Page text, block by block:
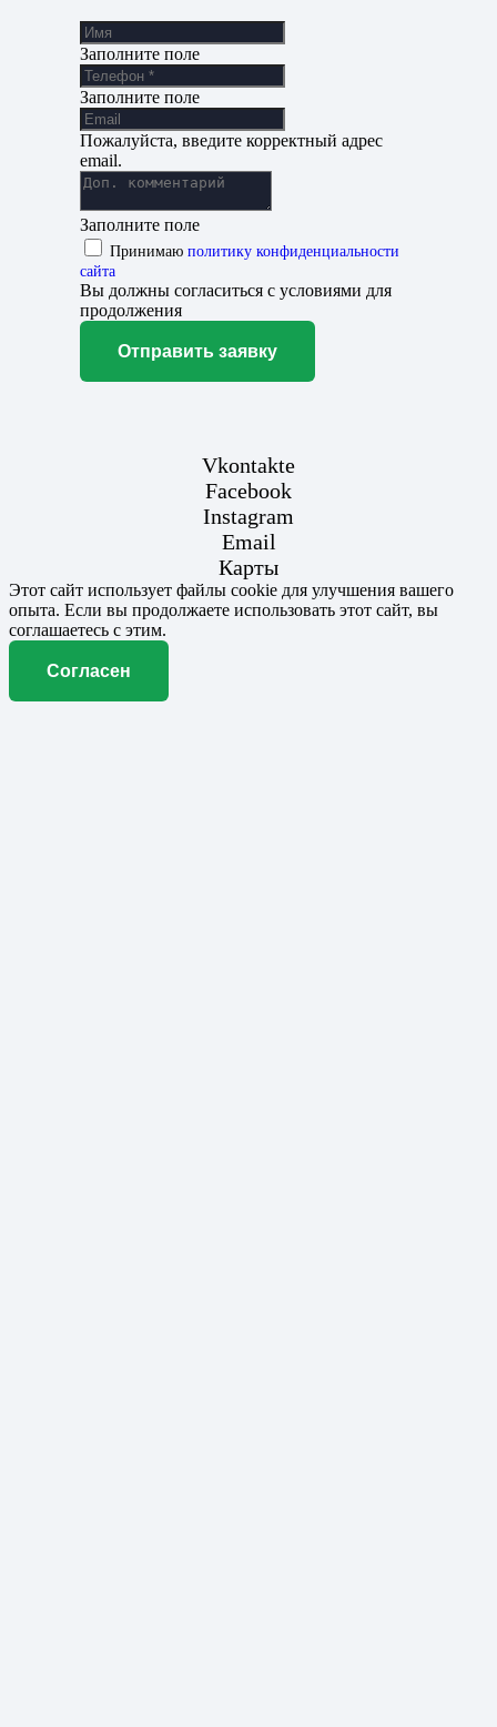
Заполните поле
Заполните поле
Пожалуйста, введите корректный адрес
email.
Заполните поле
Принимаю политику конфиденциальности
сайта
Вы должны согласиться с условиями для
продолжения
Отправить заявку
Vkontakte
Facebook
Instagram
Email
Карты
Этот сайт использует файлы cookie для улучшения вашего
опыта. Если вы продолжаете использовать этот сайт, вы
соглашаетесь с этим.
Согласен